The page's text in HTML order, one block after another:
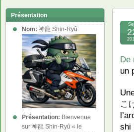
De
un
こ
shi
Présentation
Nom: 神龍 Shin-Ryû
Présentation: Bienvenue
sur 神龍 Shin-Ryû « le